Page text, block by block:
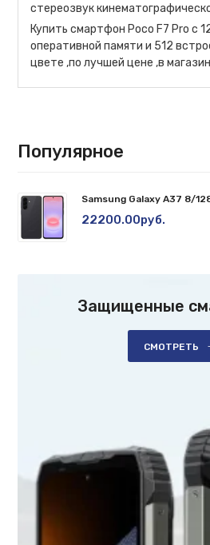
стереозвук
Купить смартфон Poco F7 Pro с
оперативной памяти и 512
цвете ,по лучшей цене ,в
Популярное
Samsung Galaxy A37 8/
22200.00руб.
Защищенные
СМОТРЕТЬ